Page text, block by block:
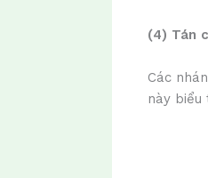
(4) Tán
Các
này